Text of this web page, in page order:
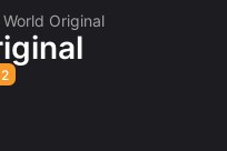
Original